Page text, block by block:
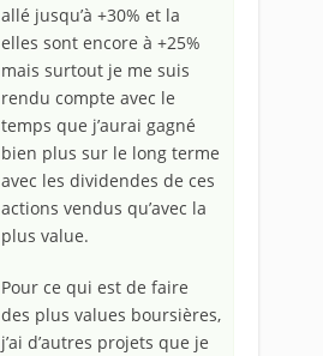
allé jusqu’à +30% et la
elles sont encore à +25%
mais surtout je me suis
rendu compte avec le
temps que j’aurai gagné
bien plus sur le long terme
avec les dividendes de ces
actions vendus qu’avec la
plus value.
Pour ce qui est de faire
des plus values boursières,
j’ai d’autres projets que je